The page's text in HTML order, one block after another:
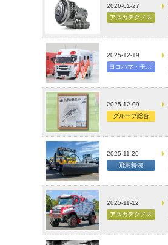
2026-01-27
アスカテクノス
2025-12-19
ヨコハマ・モーターセールス
2025-12-09
グループ総合
2025-11-20
飛鳥特装
2025-11-12
アスカテクノス